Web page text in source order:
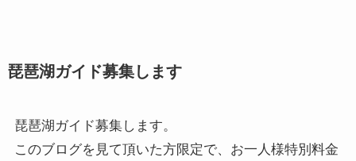
琵琶湖ガイド募集します
琵琶湖ガイド募集します。
このブログを見て頂いた方限定で、お一人様特別料金